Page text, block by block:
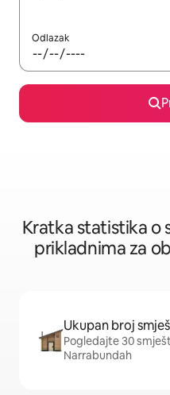
Odlazak
Kratka statistika o
prikladnima za
Ukupan broj
Pogledajte 30
Narrabundah